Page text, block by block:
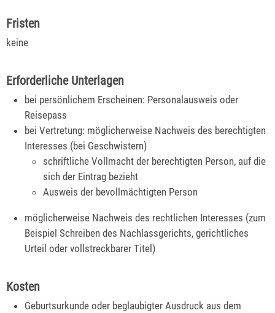
Fristen
keine
Erforderliche Unterlagen
bei persönlichem Erscheinen: Personalausweis oder
Reisepass
bei Vertretung: möglicherweise Nachweis des berechtigten
Interesses (bei Geschwistern)
schriftliche Vollmacht der berechtigten Person, auf die
sich der Eintrag bezieht
Ausweis der bevollmächtigten Person
möglicherweise Nachweis des rechtlichen Interesses (zum
Beispiel Schreiben des Nachlassgerichts, gerichtliches
Urteil oder vollstreckbarer Titel)
Kosten
Geburtsurkunde oder beglaubigter Ausdruck aus dem